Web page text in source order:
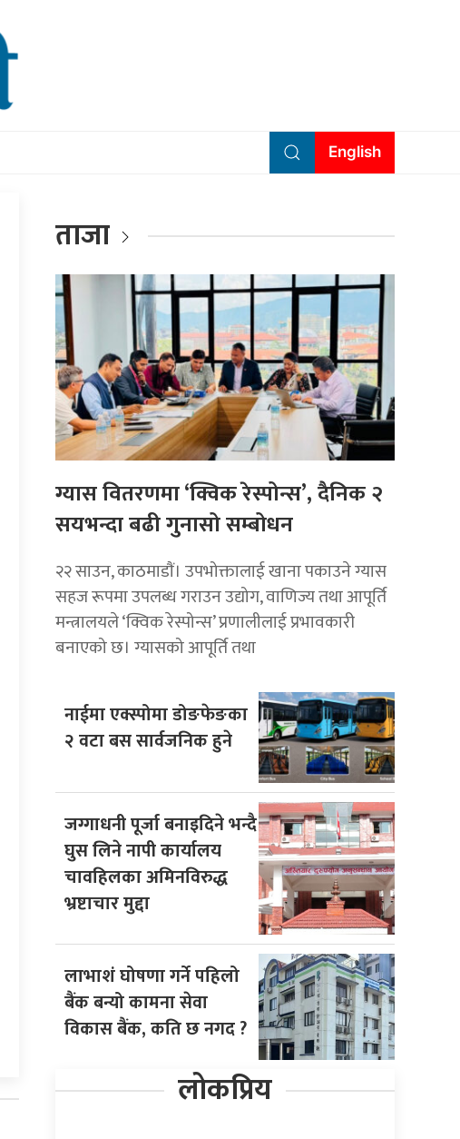
English
ताजा
ग्यास वितरणमा ‘क्विक रेस्पोन्स’, दैनिक २
सयभन्दा बढी गुनासो सम्बोधन
२२ साउन, काठमाडाैं। उपभोक्तालाई खाना पकाउने ग्यास
सहज रूपमा उपलब्ध गराउन उद्योग, वाणिज्य तथा आपूर्ति
मन्त्रालयले ‘क्विक रेस्पोन्स’ प्रणालीलाई प्रभावकारी
बनाएको छ। ग्यासको आपूर्ति तथा
नाईमा एक्स्पोमा डोङफेङका
२ वटा बस सार्वजनिक हुने
जग्गाधनी पूर्जा बनाइदिने भन्दै
घुस लिने नापी कार्यालय
चावहिलका अमिनविरुद्ध
भ्रष्टाचार मुद्दा
लाभाशं घोषणा गर्ने पहिलो
बैंक बन्यो कामना सेवा
विकास बैंक, कति छ नगद ?
लोकप्रिय